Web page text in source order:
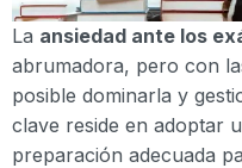
La ansiedad ante los
abrumadora, pero con
posible dominarla y
clave reside en adoptar
preparación adecuada